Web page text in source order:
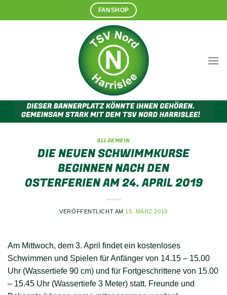
Inhalt
FANSHOP
ALLGEMEIN
DIE NEUEN SCHWIMMKURSE
BEGINNEN NACH DEN
OSTERFERIEN AM 24. APRIL 2019
VERÖFFENTLICHT AM 15. MÄRZ 2019
Am Mittwoch, dem 3. April findet ein kostenloses
Schwimmen und Spielen für Anfänger von 14.15 – 15.00
Uhr (Wassertiefe 90 cm) und für Fortgeschrittene von 15.00
– 15.45 Uhr (Wassertiefe 3 Meter) statt. Freunde und